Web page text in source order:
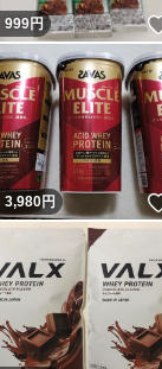
999円
3,980円